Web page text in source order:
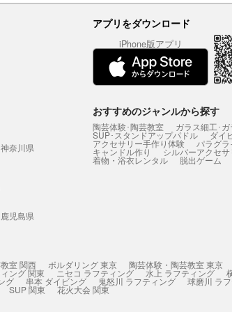
アプリをダウンロード
iPhone版アプリ
神奈川県
鹿児島県
おすすめのジャンルから探す
陶芸体験･陶芸教室 ガラス細工･
SUP･スタンドアップパドル ダイ
アクセサリー手作り体験 パラグ
キャンドル作り シルバーアクセ
着物・浴衣レンタル 脱出ゲーム
室 関西 ボルダリング 東京 陶芸体験・陶芸教室 東京
ング 関東 ニセコ ラフティング 水上 ラフティング
グ 串本 ダイビング 鬼怒川 ラフティング 球磨川 ラ
SUP 関東 花火大会 関東